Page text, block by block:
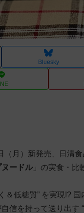
Bluesky
月）新発売、日清食
ヌードル」の実食・比
＆低糖質” を実現!?
信を持って送り出